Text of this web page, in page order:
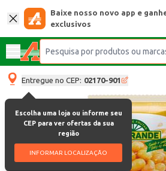
Baixe nosso novo app e
exclusivos
Entregue no CEP: 02170-901
Escolha uma loja ou informe seu
CEP para ver ofertas da sua
região
INFORMAR LOCALIZAÇÃO